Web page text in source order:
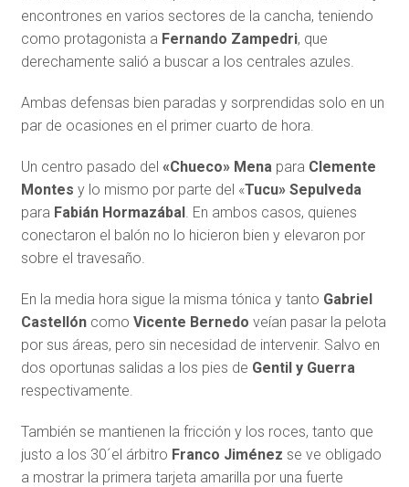
encontrones en varios sectores de la cancha, teniendo
como protagonista a Fernando Zampedri, que
derechamente salió a buscar a los centrales azules.
Ambas defensas bien paradas y sorprendidas solo en un
par de ocasiones en el primer cuarto de hora.
Un centro pasado del «Chueco» Mena para Clemente
Montes y lo mismo por parte del «Tucu» Sepulveda
para Fabián Hormazábal. En ambos casos, quienes
conectaron el balón no lo hicieron bien y elevaron por
sobre el travesaño.
En la media hora sigue la misma tónica y tanto Gabriel
Castellóncomo Vicente Bernedo veían pasar la pelota
por sus áreas, pero sin necesidad de intervenir. Salvo en
dos oportunas salidas a los pies de Gentil y Guerra
respectivamente.
También se mantienen la fricción y los roces, tanto que
justo a los 30´el árbitro Franco Jiménez se ve obligado
a mostrar la primera tarjeta amarilla por una fuerte